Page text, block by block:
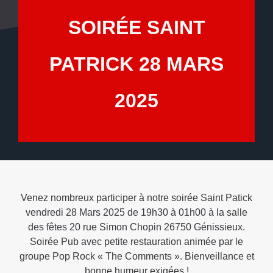
SOIRÉE SAINT
PATRICK 28 MARS
2025
Venez nombreux participer à notre soirée Saint Patick
vendredi 28 Mars 2025 de 19h30 à 01h00 à la salle
des fêtes 20 rue Simon Chopin 26750 Génissieux.
Soirée Pub avec petite restauration animée par le
groupe Pop Rock « The Comments ». Bienveillance et
bonne humeur exigées !